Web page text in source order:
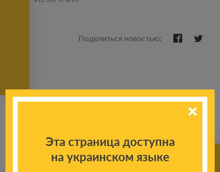
Поделиться новостью:
Эта страница доступна
на украинском языке